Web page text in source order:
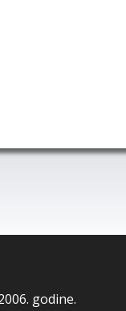
godine.